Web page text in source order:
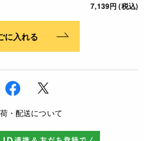
7,139円 (税込)
に入れる
・配送について